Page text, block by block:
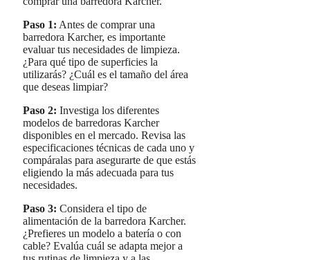
Paso 1: Antes de comprar una
barredora Karcher, es importante
evaluar tus necesidades de limpieza.
¿Para qué tipo de superficies la
utilizarás? ¿Cuál es el tamaño del área
que deseas limpiar?
Paso 2: Investiga los diferentes
modelos de barredoras Karcher
disponibles en el mercado. Revisa las
especificaciones técnicas de cada uno y
compáralas para asegurarte de que estás
eligiendo la más adecuada para tus
necesidades.
Paso 3: Considera el tipo de
alimentación de la barredora Karcher.
¿Prefieres un modelo a batería o con
cable? Evalúa cuál se adapta mejor a